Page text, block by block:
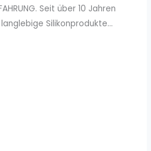
Seit über 10 Jahren
Silikonprodukte...